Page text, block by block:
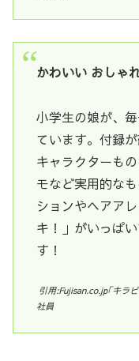
かわいい おしゃ
小学生の娘が、
ています。付録
キャラクターも
モなど実用的な
ションやヘアア
キ！」がいっぱ
す！
引用:Fujisan.co.jp｢キラ
社員